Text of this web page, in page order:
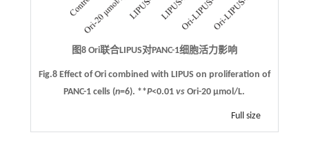
图8 Ori联合LIPUS对PANC-1细胞活力影响
Fig.8 Effect of Ori combined with LIPUS on proliferation of
PANC-1 cells (n=6). **P<0.01vs Ori-20 μmol/L.
Full size